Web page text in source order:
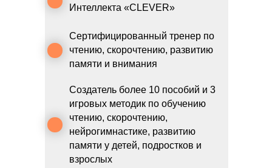
Сертифицированный тренер по
чтению, скорочтению, развитию
памяти и внимания
Интеллекта «CLEVER»
Создатель более 10 пособий и 3
игровых методик по обучению
чтению, скорочтению,
нейрогимнастике, развитию
памяти у детей, подростков и
взрослых